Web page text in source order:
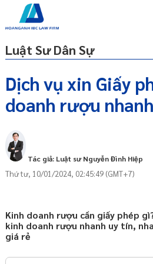
Luật Sư Dân Sự
Dịch vụ xin Giấy
doanh rượu nhanh
Tác giả: Luật sư Nguyễn Đình Hiệp
Thứ tư, 10/01/2024, 02:45:49 (GMT+7)
Kinh doanh rượu cần giấy phép
kinh doanh rượu nhanh uy tín,
giá rẻ
Hồ sơ xin cấp
phí qua zalo
sư trực tuyến online
ty/doanh nghiệp
gói
phí qua zalo
ty/doanh nghiệp
gói
ty/doanh nghiệp
gói